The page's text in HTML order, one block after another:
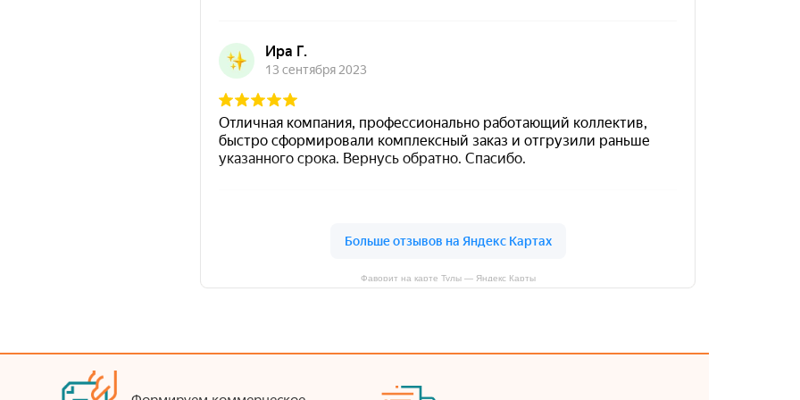
Фаворит на карте Тулы — Яндекс Карты